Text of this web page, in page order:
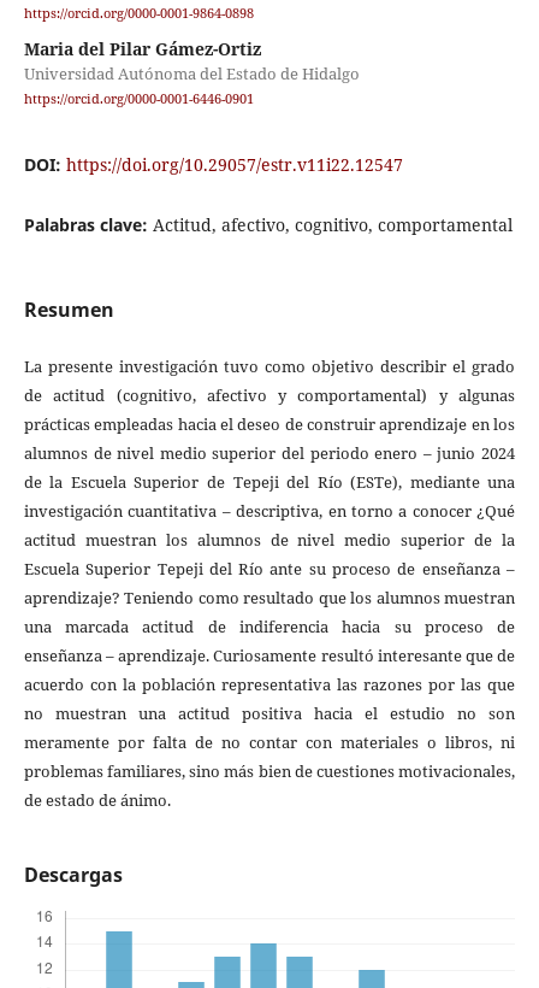
https://orcid.org/0000-0001-9864-0898
Maria del Pilar Gámez-Ortiz
Universidad Autónoma del Estado de Hidalgo
https://orcid.org/0000-0001-6446-0901
DOI: https://doi.org/10.29057/estr.v11i22.12547
Palabras clave: Actitud, afectivo, cognitivo, comportamental
Resumen
La presente investigación tuvo como objetivo describir el grado
de actitud (cognitivo, afectivo y comportamental) y algunas
prácticas empleadas hacia el deseo de construir aprendizaje en los
alumnos de nivel medio superior del periodo enero – junio 2024
de la Escuela Superior de Tepeji del Río (ESTe), mediante una
investigación cuantitativa – descriptiva, en torno a conocer ¿Qué
actitud muestran los alumnos de nivel medio superior de la
Escuela Superior Tepeji del Río ante su proceso de enseñanza –
aprendizaje? Teniendo como resultado que los alumnos muestran
una marcada actitud de indiferencia hacia su proceso de
enseñanza – aprendizaje. Curiosamente resultó interesante que de
acuerdo con la población representativa las razones por las que
no muestran una actitud positiva hacia el estudio no son
meramente por falta de no contar con materiales o libros, ni
problemas familiares, sino más bien de cuestiones motivacionales,
de estado de ánimo.
Descargas